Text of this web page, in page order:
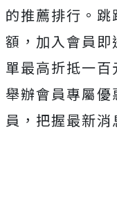
的推薦排行。
額，加入會員
單最高折抵一
舉辦會員專屬
員，把握最新消